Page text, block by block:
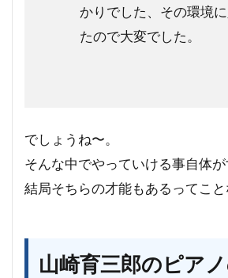
かりでした、その環境
たので大変でした。
でしょうね〜。
そんな中でやっていける事自体が
結局そちらの才能もあるってこと
山崎育三郎のピア